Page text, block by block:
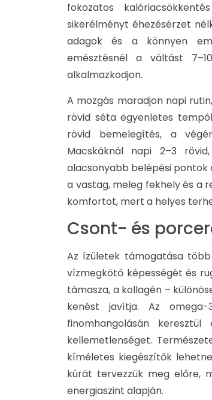
fokozatos
sikerélményt éhezésérzet
adagok és a könnyen
emésztésnél a váltást
alkalmazkodjon.
A mozgás maradjon napi
rövid séta egyenletes
rövid bemelegítés, a
Macskáknál napi 2–3
alacsonyabb belépési pontok
a vastag, meleg fekhely és a
komfortot, mert a helyes
Csont- és
Az ízületek támogatása
vízmegkötő képességét és
támasza, a kollagén –
kenést javítja. Az
finomhangolásán
kellemetlenséget.
kíméletes kiegészítők
kúrát tervezzük meg előre,
energiaszint alapján.